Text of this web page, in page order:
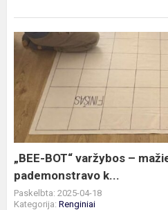
„BEE-
BOT“
varžybos
mažieji
programuotojai
pademonstravo
k...
„BEE-BOT“ varžybos –
pademonstravo k...
Paskelbta: 2025-04-18
Kategorija: Renginiai